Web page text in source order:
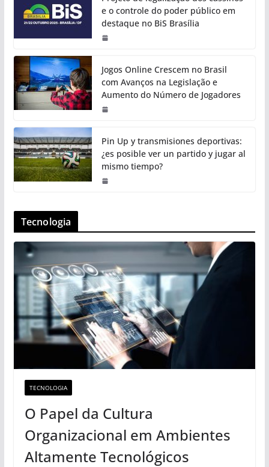
e o controle do poder público em
destaque no BiS Brasília
Jogos Online Crescem no Brasil
com Avanços na Legislação e
Aumento do Número de Jogadores
Pin Up y transmisiones deportivas:
¿es posible ver un partido y jugar al
mismo tiempo?
Tecnologia
TECNOLOGIA
O Papel da Cultura
Organizacional em Ambientes
Altamente Tecnológicos